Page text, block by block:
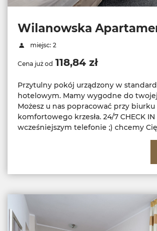
Wilanowska
miejsc: 2
Cena już od 118,84 zł
Przytulny pokój urządzony w
hotelowym. Mamy wygodne do
Możesz u nas popracować przy biurku
komfortowego krzesła. 24/7 CHECK
wcześniejszym telefonie ;) chcemy